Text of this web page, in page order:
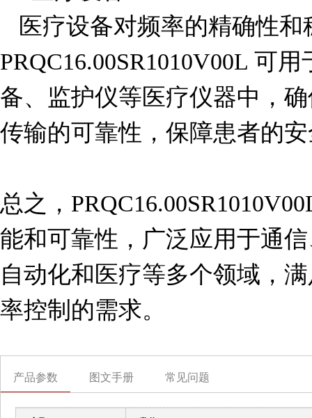
PRQC16.00SR1010V00L 可
备、监护仪等医疗仪器中，
传输的可靠性，保障患者的
总之，
能和可靠性，广泛应用于通
自动化和医疗等多个领域，
率控制的需求。
产品参数 图文手册 常见问题